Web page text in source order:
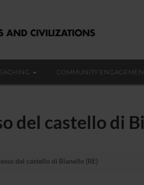
COMMUNITY
del castello di
del castello di Bianello (RE)